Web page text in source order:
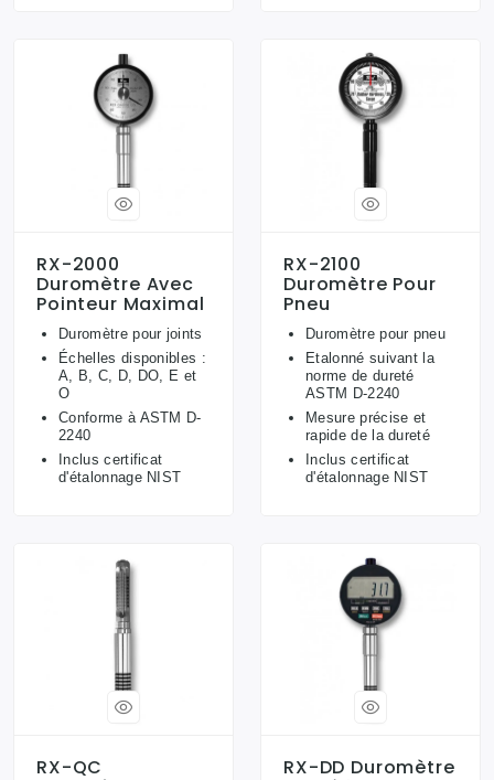
RX-2000
Duromètre Avec
Pointeur Maximal
Duromètre pour joints
Échelles disponibles :
A, B, C, D, DO, E et
O
Conforme à ASTM D-
2240
Inclus certificat
d'étalonnage NIST
RX-2100
Duromètre Pour
Pneu
Duromètre pour pneu
Etalonné suivant la
norme de dureté
ASTM D-2240
Mesure précise et
rapide de la dureté
Inclus certificat
d'étalonnage NIST
RX-QC RX-DD Duromètre